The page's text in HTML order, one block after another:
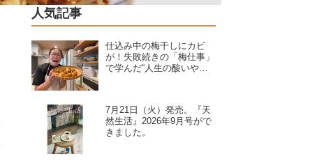
人気記事
仕込み中の梅干しにカビ
が！失敗続きの「梅仕事」
で学んだ“人生の酸いや甘
7月21日（火）発売。『天
然生活』2026年9月号がで
きました。